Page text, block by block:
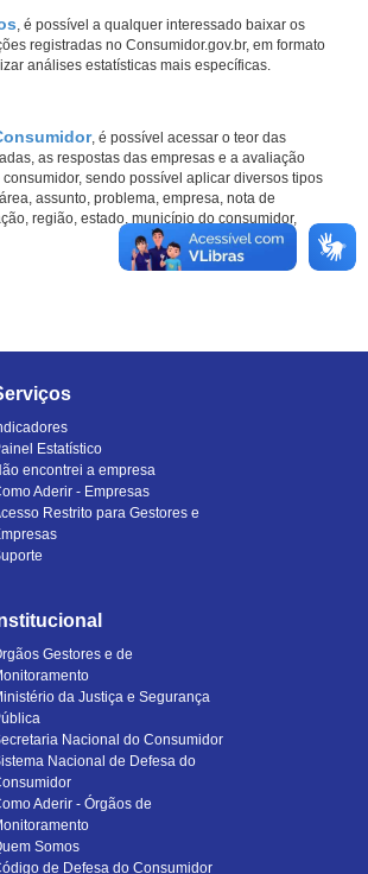
, é possível a qualquer interessado baixar os
registradas no Consumidor.gov.br, em formato
análises estatísticas mais específicas.
, é possível acessar o teor das
as respostas das empresas e a avaliação
sendo possível aplicar diversos tipos
assunto, problema, empresa, nota de
região, estado, município do consumidor,
Estatístico
encontrei a empresa
Aderir - Empresas
Restrito para Gestores e
Gestores e de
da Justiça e Segurança
Nacional do Consumidor
Nacional de Defesa do
Aderir - Órgãos de
Somos
de Defesa do Consumidor